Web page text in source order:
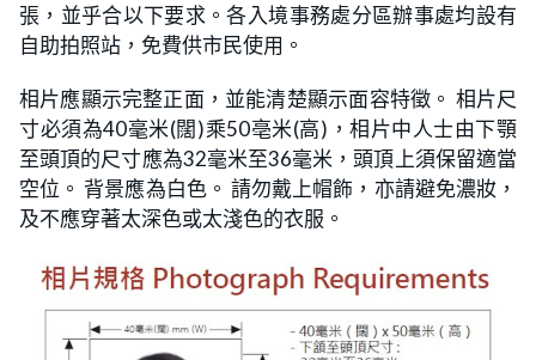
張，並乎合以下要求。各入境事務處分區辦事處均設有
自助拍照站，免費供市民使用。
相片應顯示完整正面，並能清楚顯示面容特徵。 相片尺
寸必須為40毫米(闊)乘50亳米(高)，相片中人士由下顎
至頭頂的尺寸應為32毫米至36毫米，頭頂上須保留適當
空位。 背景應為白色。 請勿戴上帽飾，亦請避免濃妝，
及不應穿著太深色或太淺色的衣服。